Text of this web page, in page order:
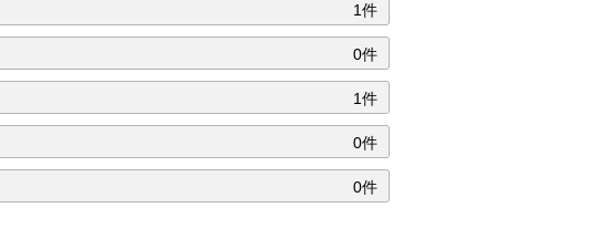
1件
0件
1件
0件
0件